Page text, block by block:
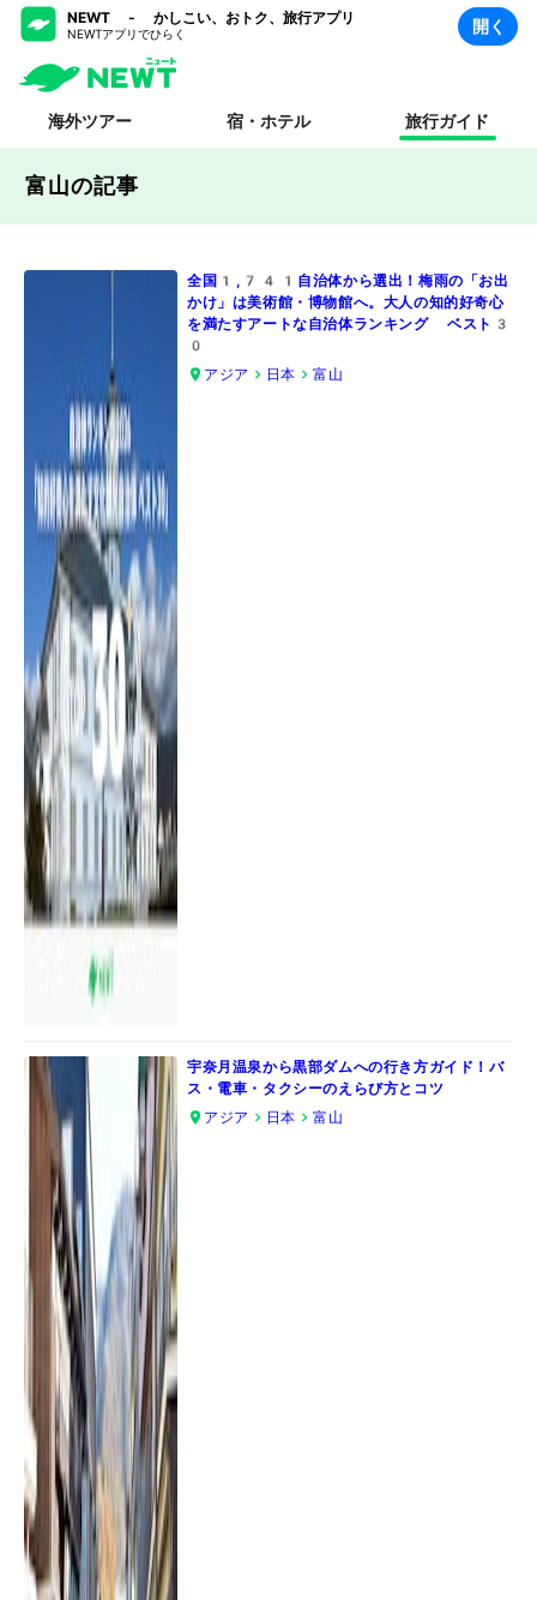
NEWT - かしこい、おトク、旅行アプリ
NEWTアプリでひらく 開く
海外ツアー 宿・ホテル 旅行ガイド
富山の記事
全国1,741自治体から選出！梅雨の「お出
かけ」は美術館・博物館へ。大人の知的好奇心
を満たすアートな自治体ランキング ベスト3
0
アジア
日本 富山
宇奈月温泉から黒部ダムへの行き方ガイド！バ
ス・電車・タクシーのえらび方とコツ
アジア
日本 富山